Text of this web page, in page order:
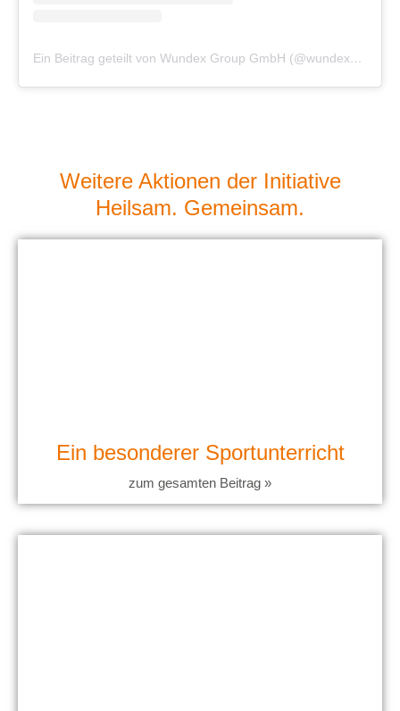
Ein Beitrag geteilt von Wundex Group GmbH (@wundexgroup)
Weitere Aktionen der Initiative
Heilsam. Gemeinsam.
Ein besonderer Sportunterricht
zum gesamten Beitrag »